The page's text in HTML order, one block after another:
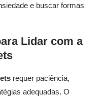
e buscar formas
Lidar com a
requer paciência,
adequadas. O